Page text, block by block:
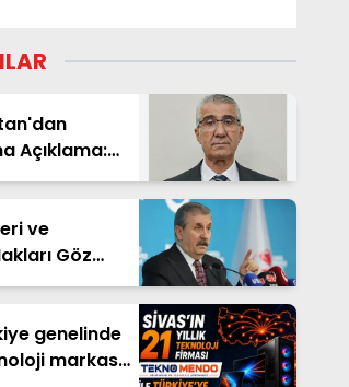
Açıklama:
Aldım"
ve
Göz
genelinde
markası